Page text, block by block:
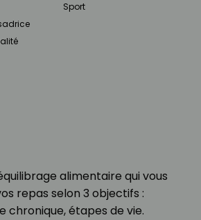
alimentaire qui vous
repas selon 3 objectifs :
chronique, étapes de vie.
Sport